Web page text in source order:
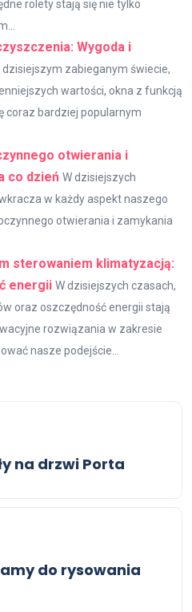
rolety stają się nie tylko
Wygoda i
dzisiejszym zabieganym świecie,
wartości, okna z funkcją
coraz bardziej popularnym
otwierania i
co dzień W dzisiejszych
w każdy aspekt naszego
otwierania i zamykania
sterowaniem klimatyzacją:
energii W dzisiejszych czasach,
oraz oszczędność energii stają
rozwiązania w zakresie
nasze podejście...
na drzwi Porta
do rysowania